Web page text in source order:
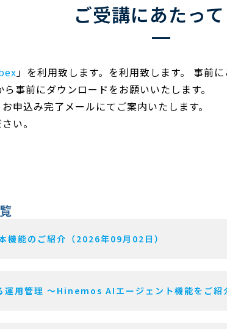
ご受講にあたって
」を利用致します。を利用致します。 事前
ら事前にダウンロードをお願いいたします。
申込み完了メールにてご案内いたします。
い。
能のご紹介（2026年09月02日）
用管理 〜Hinemos AIエージェント機能をご紹